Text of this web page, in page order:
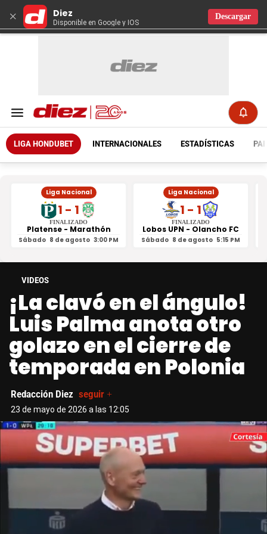
× Diez
Disponible en Google y IOS
Descargar
LIGA HONDUBET INTERNACIONALES ESTADÍSTICAS
Liga Nacional
1 - 1
FINALIZADO
Platense - Marathón
Sábado 8 de agosto 3:00 PM
Liga Nacional
1 - 1
FINALIZADO
Lobos UPN - Olancho FC
Sábado 8 de agosto 5:15 PM
VIDEOS
¡La clavó en el ángulo!
Luis Palma anota otro
golazo en el cierre de
temporada en Polonia
Redacción Diez seguir +
23 de mayo de 2026 a las 12:05
Más Videos
Luis Palma anota gol,
da asistencia y es
expulsado en locura